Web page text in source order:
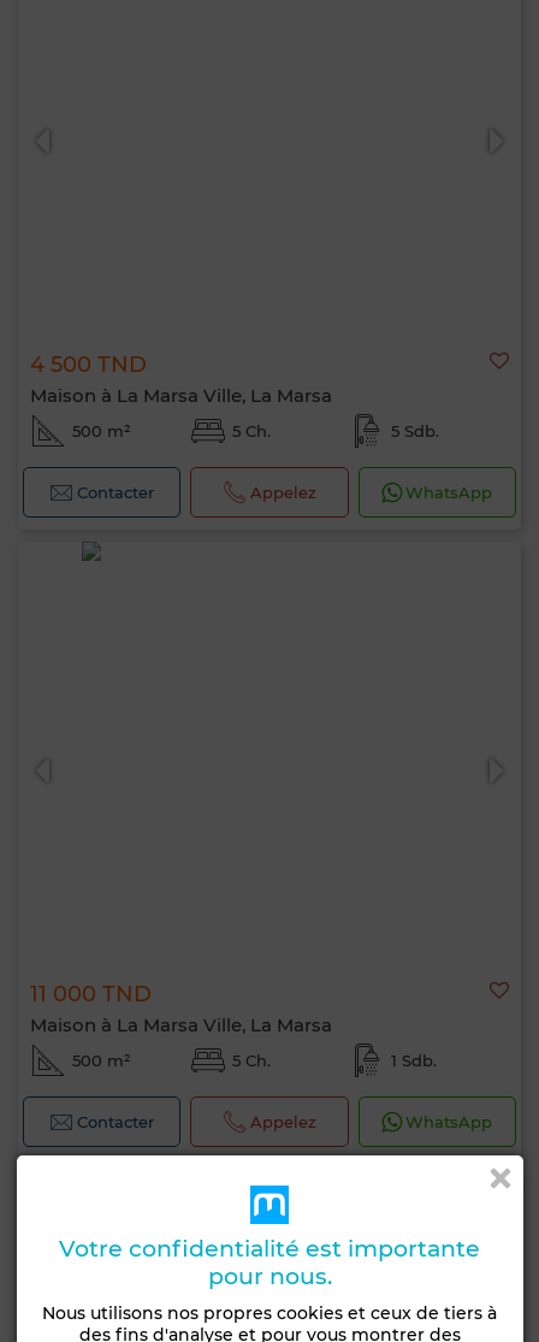
4 500 TND
Maison à La Marsa Ville, La Marsa
500 m² 5 Ch. 5 Sdb.
Contacter Appelez WhatsApp
11 000 TND
Maison à La Marsa Ville, La Marsa
500 m² 5 Ch. 1 Sdb.
Contacter Appelez WhatsApp
Votre confidentialité est importante
pour nous.
Nous utilisons nos propres cookies et ceux de tiers à
des fins d'analyse et pour vous montrer des